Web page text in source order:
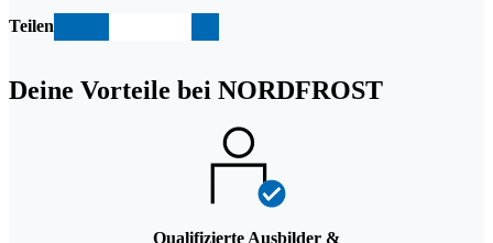
Teilen
en en en en en
Deine Vorteile bei NORDFROST
Qualifizierte Ausbilder &